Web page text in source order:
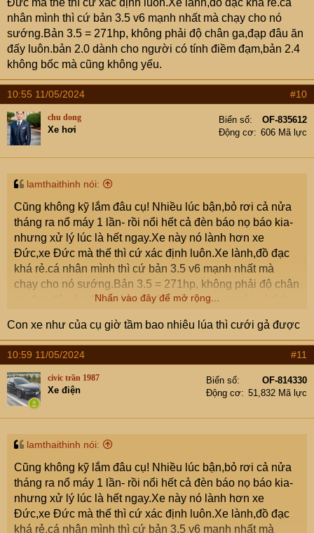
Đức mà thế thì cứ xác định luôn.Xe lành,đồ đạc khá rẻ.cá
nhân mình thì cứ bản 3.5 v6 mạnh nhất mà chạy cho nó
sướng.Bản 3.5 = 271hp, không phải độ chân ga,đạp đâu ăn
đấy luôn.bản 2.0 dành cho người có tính điềm đạm,bản 2.4
không bốc mà cũng không yếu.
10:55 11/05/2024 #10
chu dong
Xe hơi
Biển số
OF-835612
Động cơ
606 Mã lực
lamthaithinh nói:
Cũng không kỹ lắm đâu cụ! Nhiều lúc bận,bỏ rơi cả nửa
tháng ra nổ máy 1 lần- rồi nổi hết cả đèn báo nọ báo kia-
nhưng xử lý lúc là hết ngay.Xe này nó lành hơn xe
Đức,xe Đức mà thế thì cứ xác định luôn.Xe lành,đồ đạc
khá rẻ.cá nhân mình thì cứ bản 3.5 v6 mạnh nhất mà
chạy cho nó sướng.Bản 3.5 = 271hp, không phải độ chân
ga,đạp đâu ăn đấy luôn.bản 2.0 dành cho người có tính
Nhấn vào đây để mở rộng...
Con xe như của cụ giờ tầm bao nhiêu lúa thì cưới gả được
10:59 11/05/2024 #11
civic trần 1987
Xe điện
Biển số
OF-814330
Động cơ
51,832 Mã lực
lamthaithinh nói:
Cũng không kỹ lắm đâu cụ! Nhiều lúc bận,bỏ rơi cả nửa
tháng ra nổ máy 1 lần- rồi nổi hết cả đèn báo nọ báo kia-
nhưng xử lý lúc là hết ngay.Xe này nó lành hơn xe
Đức,xe Đức mà thế thì cứ xác định luôn.Xe lành,đồ đạc
khá rẻ.cá nhân mình thì cứ bản 3.5 v6 mạnh nhất mà